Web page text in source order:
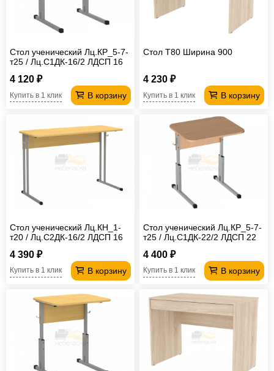
Стол ученический Лц.КР_5-7-
т25 / Лц.С1ДК-16/2 ЛДСП 16
4 120 ₽
В корзину
Купить в 1 клик
Стол T80 Ширина 900
4 230 ₽
В корзину
Купить в 1 клик
Стол ученический Лц.КН_1-
т20 / Лц.С2ДК-16/2 ЛДСП 16
4 390 ₽
В корзину
Купить в 1 клик
Стол ученический Лц.КР_5-7-
т25 / Лц.С1ДК-22/2 ЛДСП 22
4 400 ₽
В корзину
Купить в 1 клик